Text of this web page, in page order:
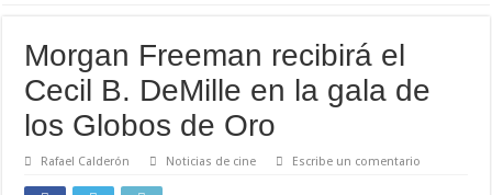
‘La Asistenta’. Dúo perfecto
Crítica de Spider-Man: Brand new day. Un gran poder conlleva una gran película
‘Supergirl’. De 7’5 con fresquito
Morgan Freeman recibirá el
Cecil B. DeMille en la gala de
los Globos de Oro
Rafael Calderón Noticias de cine Escribe un comentario